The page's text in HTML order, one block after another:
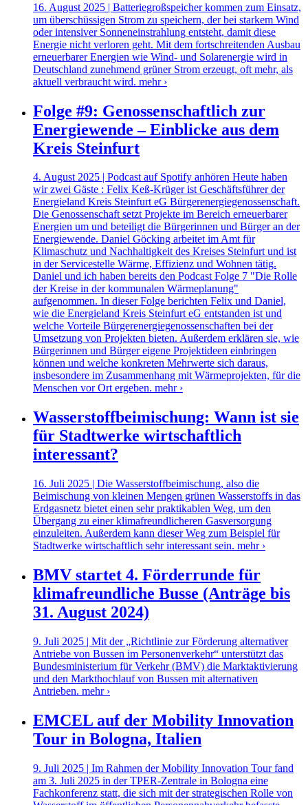
16. August 2025 | Batteriegroßspeicher kommen zum Einsatz,
um überschüssigen Strom zu speichern, der bei starkem Wind
oder intensiver Sonneneinstrahlung entsteht, damit diese
Energie nicht verloren geht. Mit dem fortschreitenden Ausbau
erneuerbarer Energien wie Wind- und Solarenergie wird in
Deutschland zunehmend grüner Strom erzeugt, oft mehr, als
aktuell verbraucht wird. mehr ›
Folge #9: Genossenschaftlich zur
Energiewende – Einblicke aus dem
Kreis Steinfurt
4. August 2025 | Podcast auf Spotify anhören Heute haben
wir zwei Gäste : Felix Keß-Krüger ist Geschäftsführer der
Energieland Kreis Steinfurt eG Bürgerenergiegenossenschaft.
Die Genossenschaft setzt Projekte im Bereich erneuerbarer
Energien um und beteiligt die Bürgerinnen und Bürger an der
Energiewende. Daniel Göcking arbeitet im Amt für
Klimaschutz und Nachhaltigkeit des Kreises Steinfurt und ist
in der Servicestelle Wärme, Effizienz und Wohnen tätig.
Daniel und ich haben bereits den Podcast Folge 7 "Die Rolle
der Kreise in der kommunalen Wärmeplanung"
aufgenommen. In dieser Folge berichten Felix und Daniel,
wie die Energieland Kreis Steinfurt eG entstanden ist und
welche Vorteile Bürgerenergiegenossenschaften bei der
Umsetzung von Projekten bieten. Außerdem erklären sie, wie
Bürgerinnen und Bürger eigene Projektideen einbringen
können und welche konkreten Mehrwerte sich daraus,
insbesondere im Zusammenhang mit Wärmeprojekten, für die
Menschen vor Ort ergeben. mehr ›
Wasserstoffbeimischung: Wann ist sie
für Stadtwerke wirtschaftlich
interessant?
16. Juli 2025 | Die Wasserstoffbeimischung, also die
Beimischung von kleinen Mengen grünen Wasserstoffs in das
Erdgasnetz bietet einen sehr praktikablen Weg, um den
Übergang zu einer klimafreundlicheren Gasversorgung
einzuleiten. Außerdem kann dieser Weg zum Beispiel für
Stadtwerke wirtschaftlich sehr interessant sein. mehr ›
BMV startet 4. Förderrunde für
klimafreundliche Busse (Anträge bis
31. August 2024)
9. Juli 2025 | Mit der „Richtlinie zur Förderung alternativer
Antriebe von Bussen im Personenverkehr“ unterstützt das
Bundesministerium für Verkehr (BMV) die Marktaktivierung
und den Markthochlauf von Bussen mit alternativen
Antrieben. mehr ›
EMCEL auf der Mobility Innovation
Tour in Bologna, Italien
9. Juli 2025 | Im Rahmen der Mobility Innovation Tour fand
am 3. Juli 2025 in der TPER-Zentrale in Bologna eine
Fachkonferenz statt, die sich mit der strategischen Rolle von